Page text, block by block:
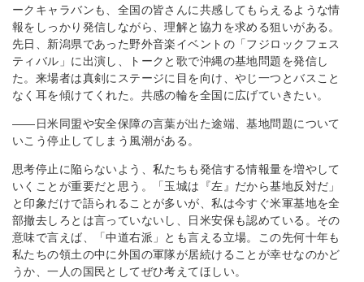
ークキャラバンも、全国の皆さんに共感してもらえるような情
報をしっかり発信しながら、理解と協力を求める狙いがある。
先日、新潟県であった野外音楽イベントの「フジロックフェス
ティバル」に出演し、トークと歌で沖縄の基地問題を発信し
た。来場者は真剣にステージに目を向け、やじ一つとバスこと
なく耳を傾けてくれた。共感の輪を全国に広げていきたい。
――日米同盟や安全保障の言葉が出た途端、基地問題について
いこう停止してしまう風潮がある。
思考停止に陥らないよう、私たちも発信する情報量を増やして
いくことが重要だと思う。「玉城は『左』だから基地反対だ」
と印象だけで語られることが多いが、私は今すぐ米軍基地を全
部撤去しろとは言っていないし、日米安保も認めている。その
意味で言えば、「中道右派」とも言える立場。この先何十年も
私たちの領土の中に外国の軍隊が居続けることが幸せなのかど
うか、一人の国民としてぜひ考えてほしい。